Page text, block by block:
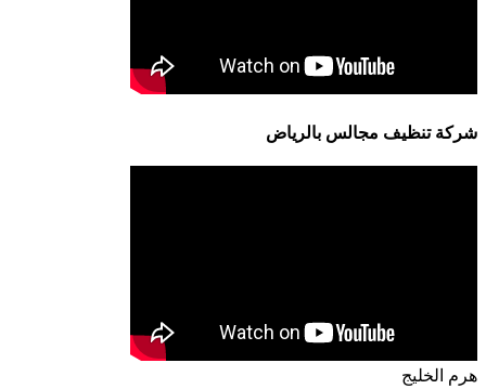
شركة تنظيف مجالس بالرياض
هرم الخليج